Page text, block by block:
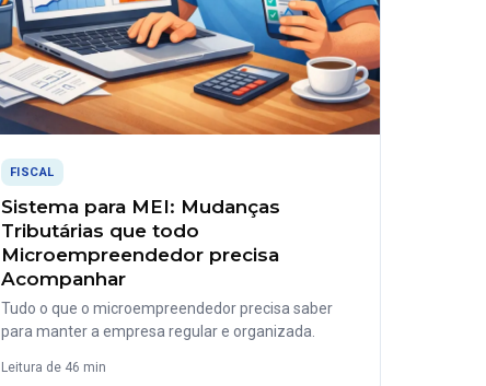
FISCAL
Sistema para MEI: Mudanças
Tributárias que todo
Microempreendedor precisa
Acompanhar
Tudo o que o microempreendedor precisa saber
para manter a empresa regular e organizada.
Leitura de 46 min